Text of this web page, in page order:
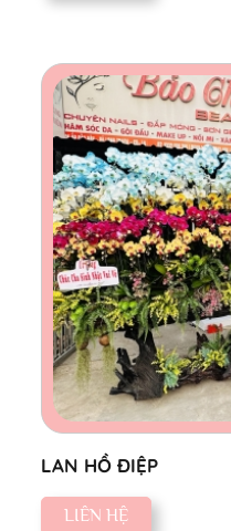
LAN HỒ ĐIỆP
LIÊN HỆ